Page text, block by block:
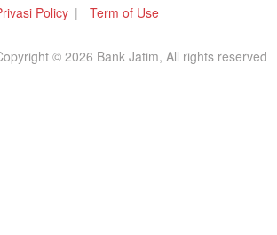
Policy Term of Use
© 2026 Bank Jatim, All rights reserved